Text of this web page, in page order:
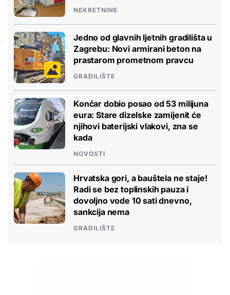
NEKRETNINE
Jedno od glavnih ljetnih gradilišta u
Zagrebu: Novi armirani beton na
prastarom prometnom pravcu
GRADILIŠTE
Končar dobio posao od 53 milijuna
eura: Stare dizelske zamijenit će
njihovi baterijski vlakovi, zna se
kada
NOVOSTI
Hrvatska gori, a bauštela ne staje!
Radi se bez toplinskih pauza i
dovoljno vode 10 sati dnevno,
sankcija nema
GRADILIŠTE